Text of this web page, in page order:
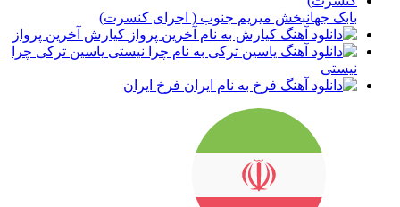
بابک جهانبخش میریم جنوب ( اجرای کنسرت)
کیارش آخرین پرواز
یاسین ترکی چرا
نیستی
فرخ ایران